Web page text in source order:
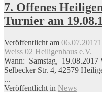
7. Offenes
Turnier am
Veröffentlicht am 06.07.2017
Weiss 02 Heiligenhaus e.V.
Wann: Samstag, 19.08.2017
Selbecker Str. 4, 42579
...
Veröffentlicht in News